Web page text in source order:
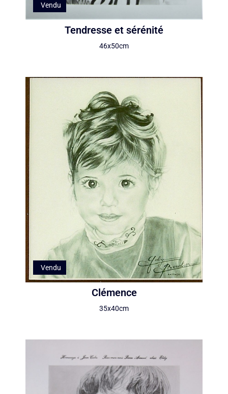
Vendu
Tendresse et sérénité
46x50cm
Vendu
Clémence
35x40cm